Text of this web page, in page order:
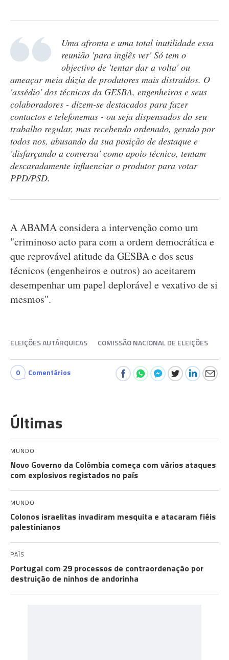
Uma afronta e uma total inutilidade essa
reunião 'para inglês ver' Só tem o
objectivo de 'tentar dar a volta' ou
ameaçar meia dúzia de produtores mais distraídos. O
'assédio' dos técnicos da GESBA, engenheiros e seus
colaboradores - dizem-se destacados para fazer
contactos e telefonemas - ou seja dispensados do seu
trabalho regular, mas recebendo ordenado, gerado por
todos nos, abusando da sua posição de destaque e
'disfarçando a conversa' como apoio técnico, tentam
descaradamente influenciar o produtor para votar
PPD/PSD.
A ABAMA considera a intervenção como um
"criminoso acto para com a ordem democrática e
que reprovável atitude da GESBA e dos seus
técnicos (engenheiros e outros) ao aceitarem
desempenhar um papel deplorável e vexativo de si
mesmos".
ELEIÇÕES AUTÁRQUICAS COMISSÃO NACIONAL DE ELEIÇÕES
0 Comentários
Últimas
MUNDO
Novo Governo da Colômbia começa com vários ataques
com explosivos registados no país
MUNDO
Colonos israelitas invadiram mesquita e atacaram fiéis
palestinianos
PAÍS
Portugal com 29 processos de contraordenação por
destruição de ninhos de andorinha